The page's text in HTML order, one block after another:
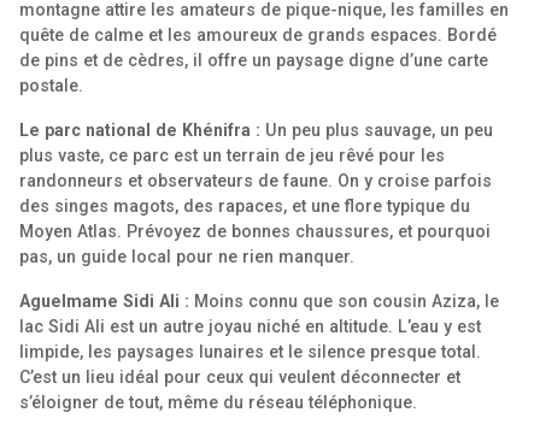
montagne attire les amateurs de pique-nique, les familles en
quête de calme et les amoureux de grands espaces. Bordé
de pins et de cèdres, il offre un paysage digne d’une carte
postale.
Le parc national de Khénifra : Un peu plus sauvage, un peu
plus vaste, ce parc est un terrain de jeu rêvé pour les
randonneurs et observateurs de faune. On y croise parfois
des singes magots, des rapaces, et une flore typique du
Moyen Atlas. Prévoyez de bonnes chaussures, et pourquoi
pas, un guide local pour ne rien manquer.
Aguelmame Sidi Ali : Moins connu que son cousin Aziza, le
lac Sidi Ali est un autre joyau niché en altitude. L’eau y est
limpide, les paysages lunaires et le silence presque total.
C’est un lieu idéal pour ceux qui veulent déconnecter et
s’éloigner de tout, même du réseau téléphonique.